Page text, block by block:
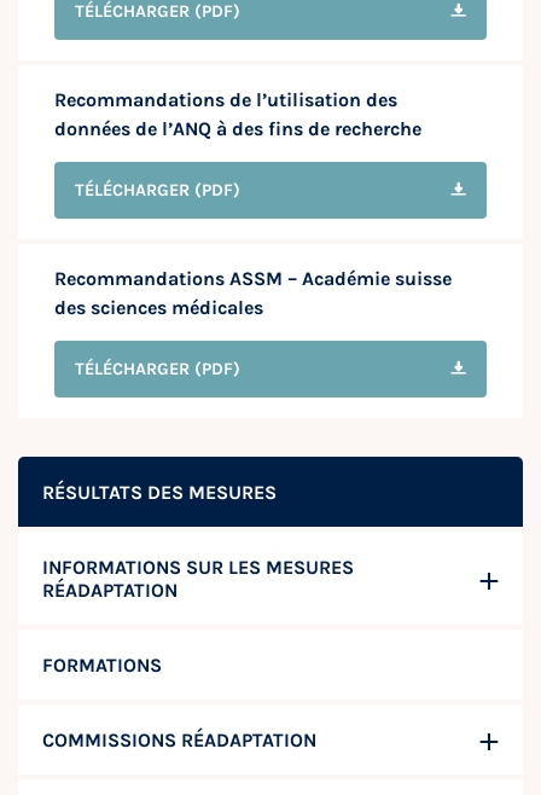
RÉSULTATS DES MESURES
INFORMATIONS SUR LES MESURES
RÉADAPTATION
FORMATIONS
COMMISSIONS RÉADAPTATION
TÉLÉCHARGER (PDF)
Recommandations de l’utilisation des
données de l’ANQ à des fins de recherche
TÉLÉCHARGER (PDF)
Recommandations ASSM – Académie suisse
des sciences médicales
TÉLÉCHARGER (PDF)